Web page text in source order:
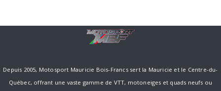
Depuis 2005, Motosport Mauricie Bois-Francs sert la Mauricie et le Centre-du-
Québec, offrant une vaste gamme de VTT, motoneiges et quads neufs ou